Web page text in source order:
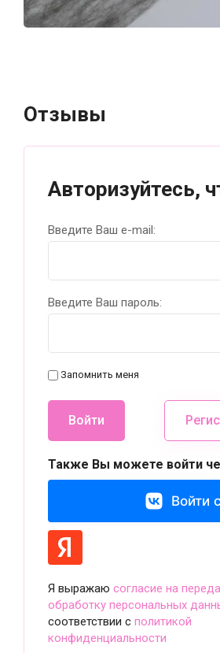
Отзывы
Авторизуйтесь,
Введите Ваш e-mail:
Введите Ваш пароль:
Запомнить меня
Войти
Также Вы можете войти
Войти
Я выражаю согласие на
обработку персональных
соответствии с политикой
конфиденциальности